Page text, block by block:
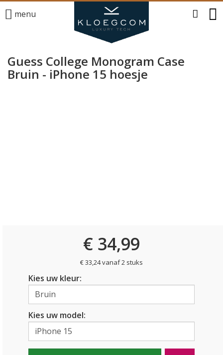
menu
Guess College Monogram Case
Bruin - iPhone 15 hoesje
€ 34,99
€ 33,24 vanaf 2 stuks
Kies uw kleur:
Kies uw model: